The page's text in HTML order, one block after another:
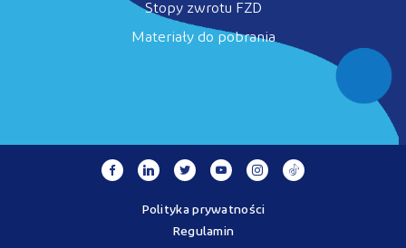
Stopy zwrotu FZD
Materiały do pobrania
Polityka prywatności
Regulamin